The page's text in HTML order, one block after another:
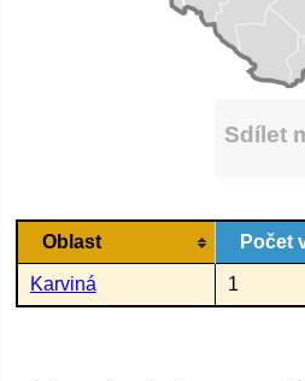
Sdílet
Oblast Počet
Karviná 1